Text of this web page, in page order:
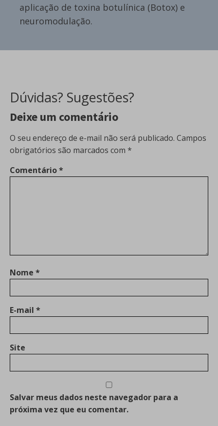
aplicação de toxina botulínica (Botox) e
neuromodulação.
Dúvidas? Sugestões?
Deixe um comentário
O seu endereço de e-mail não será publicado. Campos
obrigatórios são marcados com *
Comentário*
Nome *
E-mail *
Site
Salvar meus dados neste navegador para a
próxima vez que eu comentar.